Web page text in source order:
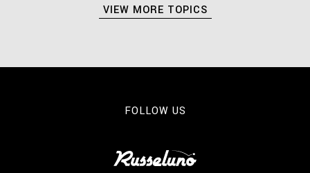
VIEW MORE TOPICS
FOLLOW US